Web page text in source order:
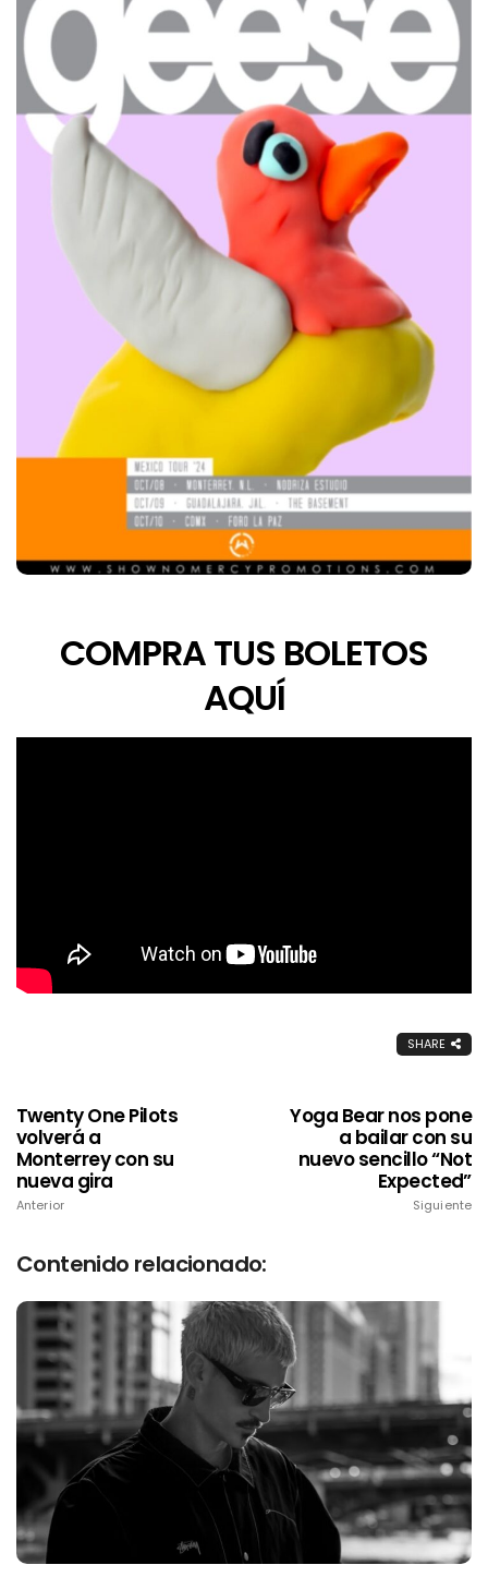
COMPRA TUS BOLETOS
AQUÍ
SHARE
Twenty One Pilots
volverá a
Monterrey con su
nueva gira
Anterior
Yoga Bear nos pone
a bailar con su
nuevo sencillo “Not
Expected”
Siguiente
Contenido relacionado: